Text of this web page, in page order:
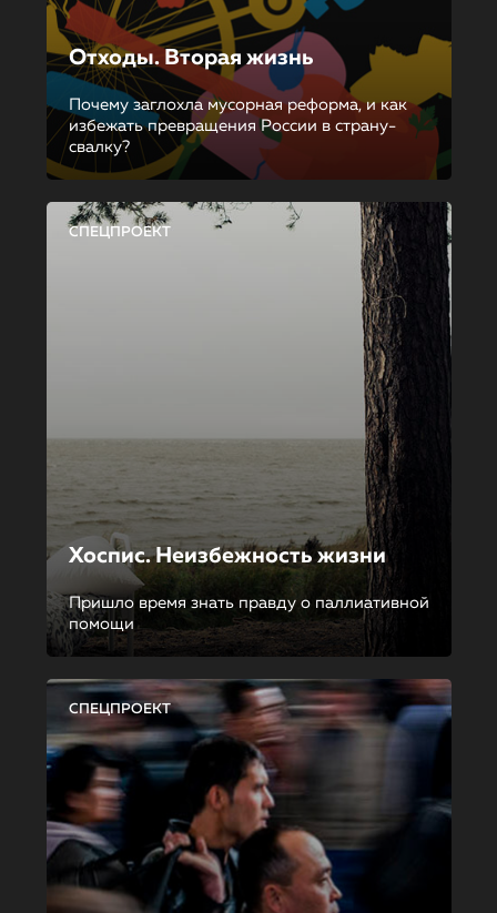
Отходы. Вторая жизнь
Почему заглохла мусорная реформа, и как
избежать превращения России в страну-
свалку?
СПЕЦПРОЕКТ
Хоспис. Неизбежность жизни
Пришло время знать правду о паллиативной
помощи
СПЕЦПРОЕКТ